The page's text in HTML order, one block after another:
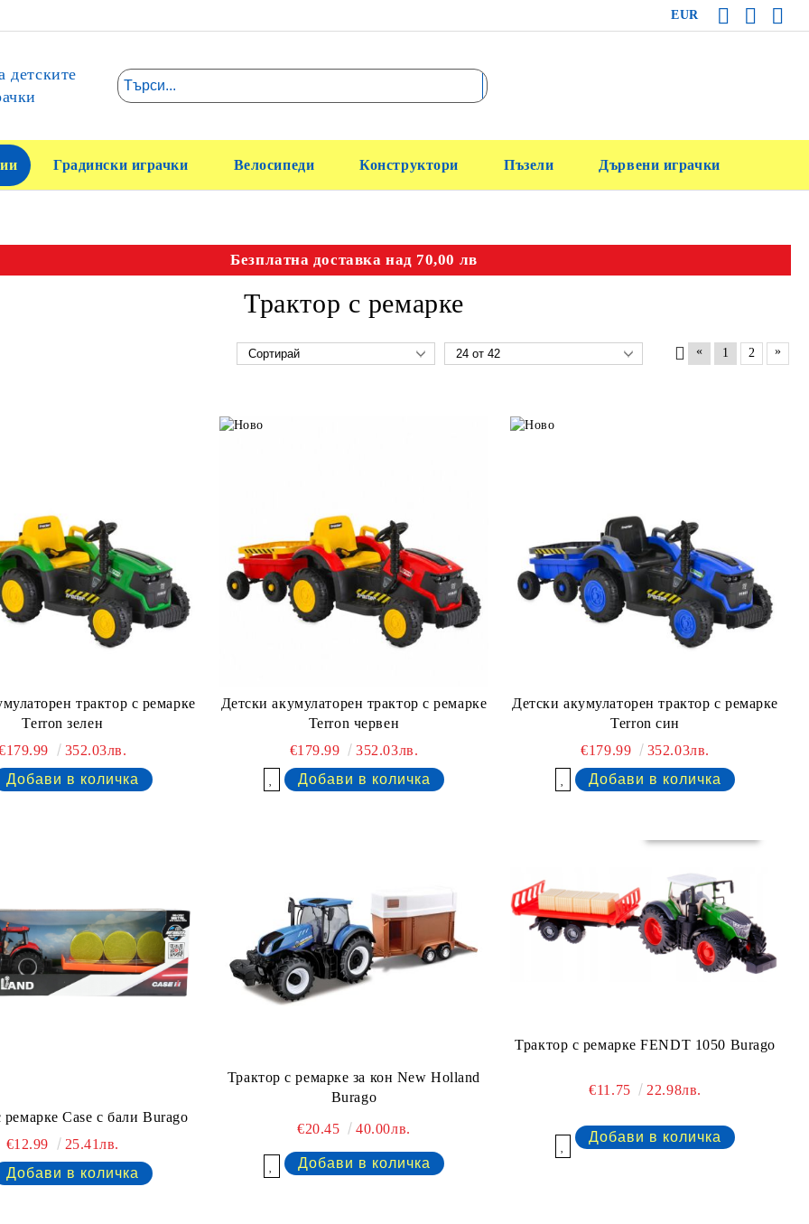
EUR
детските
Градински играчки Велосипеди Конструктори Пъзели Дървени играчки
Безплатна доставка над 70,00 лв
Трактор с ремарке
« 1 2 »
трактор с ремaрке
Terron зелен
352.03лв.
Детски акумулаторен трактор с ремaрке
Terron червен
€179.99
352.03лв.
Детски акумулаторен трактор с ремaрке
Terron син
€179.99
352.03лв.
ремарке Case с бали Burago
€12.99
25.41лв.
Трактор с ремарке за кон New Holland
Burago
€20.45 40.00лв.
Трактор с ремарке FENDT 1050 Burago
€11.75 22.98лв.